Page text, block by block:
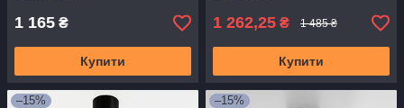
1 165 ₴
Купити
1 262,25 ₴ 1 485 ₴
Купити
–15% –15%